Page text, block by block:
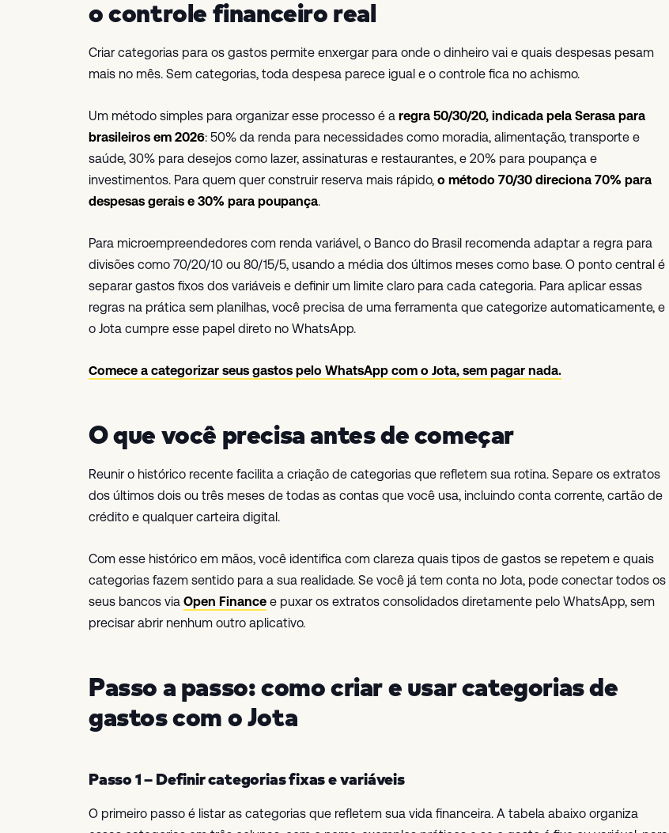
o controle financeiro real
Criar categorias para os gastos permite enxergar para onde o dinheiro vai e quais despesas pesam
mais no mês. Sem categorias, toda despesa parece igual e o controle fica no achismo.
Um método simples para organizar esse processo é a regra 50/30/20, indicada pela Serasa para
brasileiros em 2026: 50% da renda para necessidades como moradia, alimentação, transporte e
saúde, 30% para desejos como lazer, assinaturas e restaurantes, e 20% para poupança e
investimentos. Para quem quer construir reserva mais rápido, o método 70/30 direciona 70% para
despesas gerais e 30% para poupança.
Para microempreendedores com renda variável, o Banco do Brasil recomenda adaptar a regra para
divisões como 70/20/10 ou 80/15/5, usando a média dos últimos meses como base. O ponto central é
separar gastos fixos dos variáveis e definir um limite claro para cada categoria. Para aplicar essas
regras na prática sem planilhas, você precisa de uma ferramenta que categorize automaticamente, e
o Jota cumpre esse papel direto no WhatsApp.
Comece a categorizar seus gastos pelo WhatsApp com o Jota, sem pagar nada.
O que você precisa antes de começar
Reunir o histórico recente facilita a criação de categorias que refletem sua rotina. Separe os extratos
dos últimos dois ou três meses de todas as contas que você usa, incluindo conta corrente, cartão de
crédito e qualquer carteira digital.
Com esse histórico em mãos, você identifica com clareza quais tipos de gastos se repetem e quais
categorias fazem sentido para a sua realidade. Se você já tem conta no Jota, pode conectar todos os
seus bancos via Open Finance e puxar os extratos consolidados diretamente pelo WhatsApp, sem
precisar abrir nenhum outro aplicativo.
Passo a passo: como criar e usar categorias de
gastos com o Jota
Passo 1 – Definir categorias fixas e variáveis
O primeiro passo é listar as categorias que refletem sua vida financeira. A tabela abaixo organiza